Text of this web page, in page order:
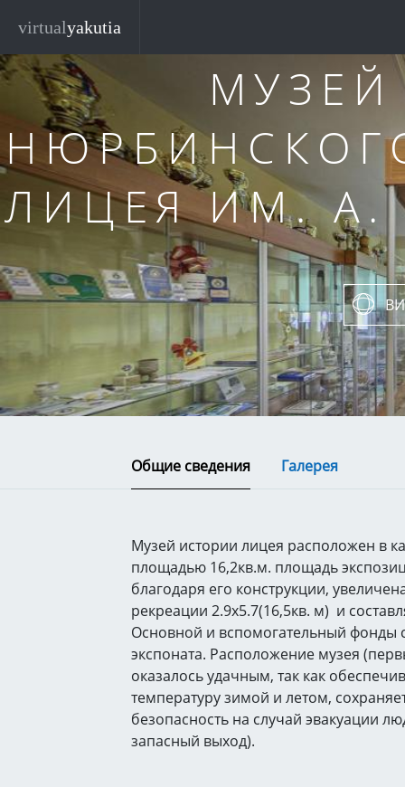
virtualyakutia
ЛИЦЕЯ ИМ. А.
Общие сведения Галерея
Музей истории лицея расположен в
площадью 16,2кв.м. площадь
благодаря его конструкции,
рекреации 2.9х5.7(16,5кв. м) и
Основной и вспомогательный фонды
экспоната. Расположение музея
оказалось удачным, так как
температуру зимой и летом,
безопасность на случай эвакуации
запасный выход).